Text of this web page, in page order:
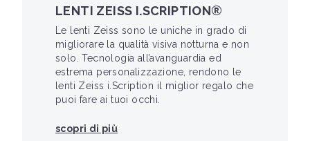
LENTI ZEISS I.SCRIPTION®
Le lenti Zeiss sono le uniche in grado di
migliorare la qualità visiva notturna e non
solo. Tecnologia all’avanguardia ed
estrema personalizzazione, rendono le
lenti Zeiss i.Scription il miglior regalo che
puoi fare ai tuoi occhi.
scopri di più